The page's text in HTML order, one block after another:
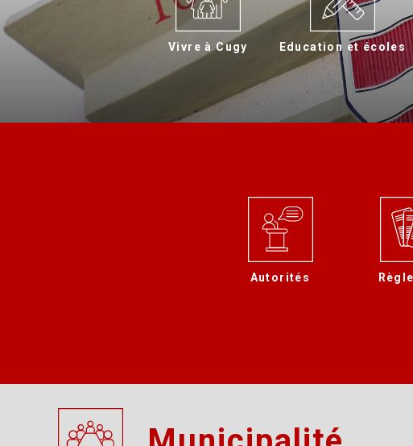
Vivre à Cugy Education et écoles
Autorités